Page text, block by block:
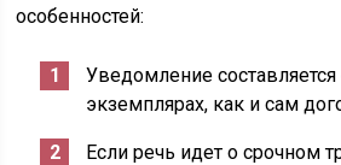
особенностей:
Уведомление составляется
экземплярах, как и сам
Если речь идет о срочном